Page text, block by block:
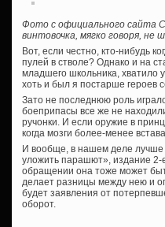
Фото с официального сайта
винтовочка, мягко говоря,
Вот, если честно, кто-нибудь
пулей в стволе? Однако и на
младшего школьника, хватило
хоть и был я постарше героев
Зато не последнюю роль
боеприпасы все же не
ручонки. И если оружие в
когда мозги более-менее
И вообще, в нашем деле лучше
уложить парашют», издание
обращении она тоже может
делает разницы между нею и
будет заявления от
оборот.